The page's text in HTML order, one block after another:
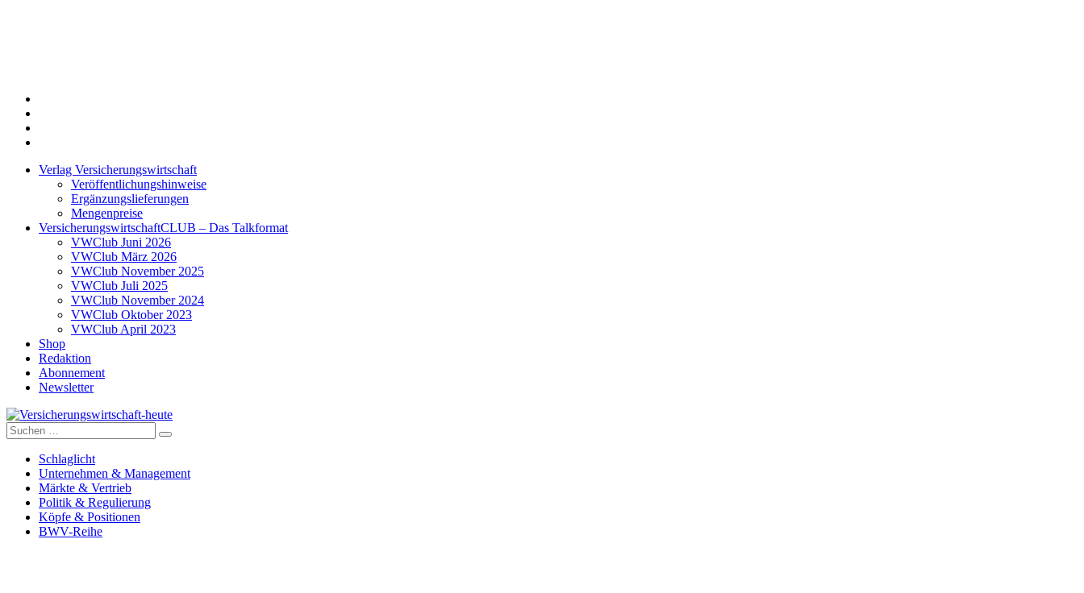
Verlag Versicherungswirtschaft
Veröffentlichungshinweise
Ergänzungslieferungen
Mengenpreise
VersicherungswirtschaftCLUB – Das Talkformat
VWClub Juni 2026
VWClub März 2026
VWClub November 2025
VWClub Juli 2025
VWClub November 2024
VWClub Oktober 2023
VWClub April 2023
Shop
Redaktion
Abonnement
Newsletter
Versicherungswirtschaft-heute
Suche
nach:
Schlaglicht
Unternehmen & Management
Märkte & Vertrieb
Politik & Regulierung
Köpfe & Positionen
BWV-Reihe